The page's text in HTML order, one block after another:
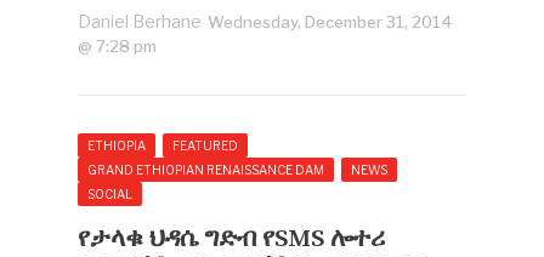
Daniel Berhane Wednesday, December 31, 2014
@ 7:28 pm
ETHIOPIA
FEATURED
GRAND ETHIOPIAN RENAISSANCE DAM
NEWS
SOCIAL
የታላቁ ህዳሴ ግድብ የSMS ሎተሪ